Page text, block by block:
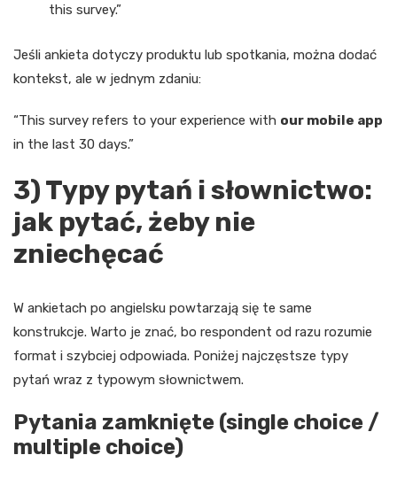
this survey.”
Jeśli ankieta dotyczy produktu lub spotkania, można dodać
kontekst, ale w jednym zdaniu:
“This survey refers to your experience with our mobile app
in the last 30 days.”
3) Typy pytań i słownictwo:
jak pytać, żeby nie
zniechęcać
W ankietach po angielsku powtarzają się te same
konstrukcje. Warto je znać, bo respondent od razu rozumie
format i szybciej odpowiada. Poniżej najczęstsze typy
pytań wraz z typowym słownictwem.
Pytania zamknięte (single choice /
multiple choice)